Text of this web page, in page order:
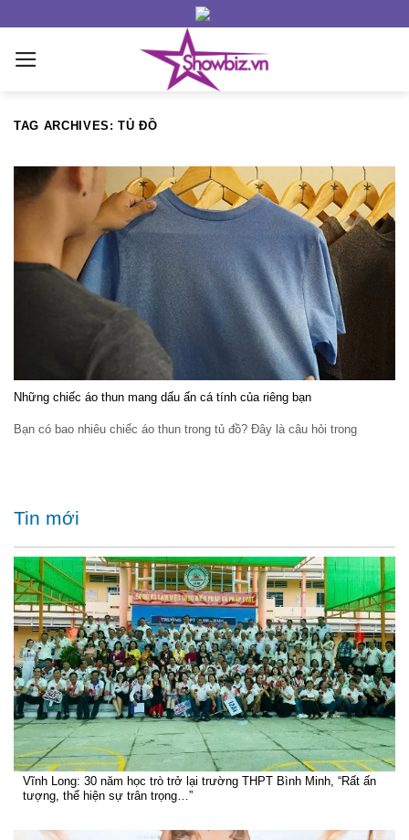
content
TAG ARCHIVES:TỦ ĐỒ
Những chiếc áo thun mang dấu ấn cá tính của riêng bạn
Bạn có bao nhiêu chiếc áo thun trong tủ đồ? Đây là câu hỏi trong
Tin mới
Vĩnh Long: 30 năm học trò trở lại trường THPT Bình Minh, “Rất ấn
tượng, thể hiện sự trân trọng…”